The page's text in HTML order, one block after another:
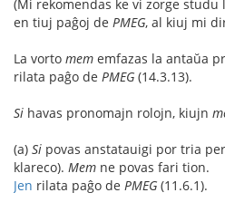
(Mi rekomendas ke vi zorge
en tiuj paĝoj de PMEG, al kiuj mi
La vorto mem emfazas la antaŭa
rilata paĝo de PMEG (14.3.13).
Si havas pronomajn rolojn, kiujn
(a) Si povas anstatauigi por tria
klareco). Mem ne povas fari tion.
Jen rilata paĝo de PMEG (11.6.1).